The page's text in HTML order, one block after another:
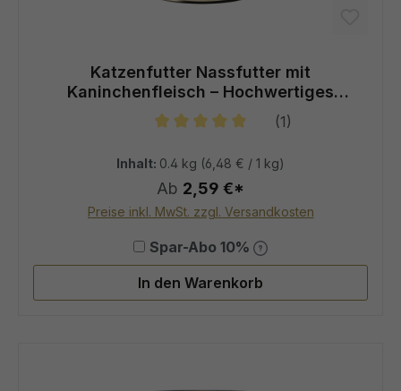
Katzenfutter Nassfutter mit
Kaninchenfleisch – Hochwertiges
Alleinfuttermittel in Spitzenqualität
(1)
Inhalt: 0.4 kg (6,48 € / 1 kg)
Ab 2,59 €*
Preise inkl. MwSt. zzgl. Versandkosten
Spar-Abo 10%
In den Warenkorb